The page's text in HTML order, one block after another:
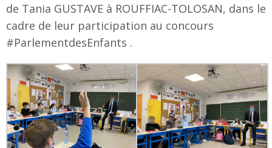
de Tania GUSTAVE à ROUFFIAC-TOLOSAN, dans le
cadre de leur participation au concours
#ParlementdesEnfants .